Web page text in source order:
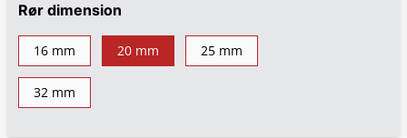
Rør dimension
16 mm 20 mm 25 mm
32 mm